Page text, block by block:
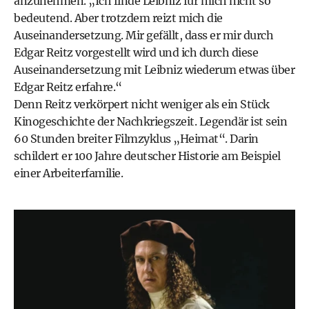
bedeutend. Aber trotzdem reizt mich die
Auseinandersetzung. Mir gefällt, dass er mir durch
Edgar Reitz vorgestellt wird und ich durch diese
Auseinandersetzung mit Leibniz wiederum etwas über
Edgar Reitz erfahre.“
Denn Reitz verkörpert nicht weniger als ein Stück
Kinogeschichte der Nachkriegszeit. Legendär ist sein
60 Stunden breiter Filmzyklus „Heimat“. Darin
schildert er 100 Jahre deutscher Historie am Beispiel
einer Arbeiterfamilie.